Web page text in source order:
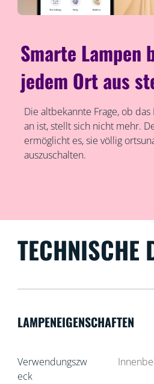
Smarte Lampen
jedem Ort aus
Die altbekannte Frage, ob
an ist, stellt sich nicht mehr.
ermöglicht es, sie völlig
auszuschalten.
TECHNISCHE
LAMPENEIGENSCHAFTEN
Verwendungszw
eck